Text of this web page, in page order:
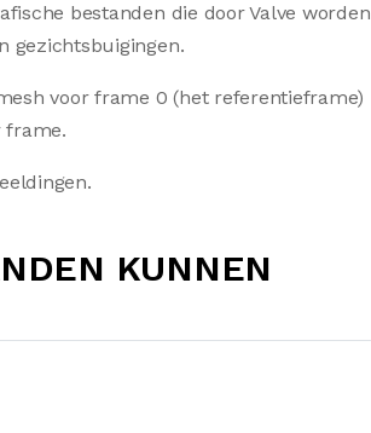
bestanden die door Valve worden
gezichtsbuigingen.
voor frame 0 (het referentieframe)
frame.
KUNNEN